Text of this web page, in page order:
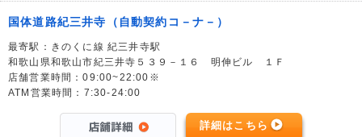
国体道路紀三井寺（自動契約コ－ナ－）
最寄駅：きのくに線 紀三井寺駅
和歌山県和歌山市紀三井寺５３９－１６ 明伸ビル １Ｆ
店舗営業時間：09:00~22:00※
ATM営業時間：7:30-24:00
詳細はこちら